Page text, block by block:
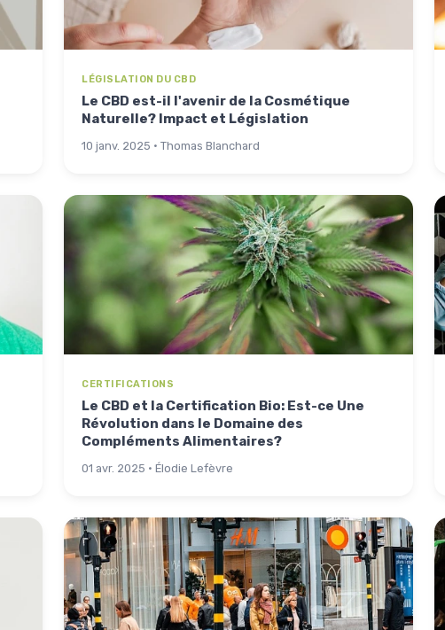
LÉGISLATION DU CBD
Le CBD est-il l'avenir de la Cosmétique
Naturelle? Impact et Législation
10 janv. 2025 · Thomas Blanchard
CERTIFICATIONS
Le CBD et la Certification Bio: Est-ce Une
Révolution dans le Domaine des
Compléments Alimentaires?
01 avr. 2025 · Élodie Lefèvre